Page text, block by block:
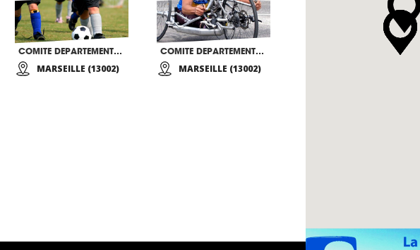
COMITE DEPARTEMENTAL HANDISPORT DES BDR 13
MARSEILLE (13002)
COMITE DEPARTEMENTAL HANDISPORT DES BDR 13
MARSEILLE (13002)